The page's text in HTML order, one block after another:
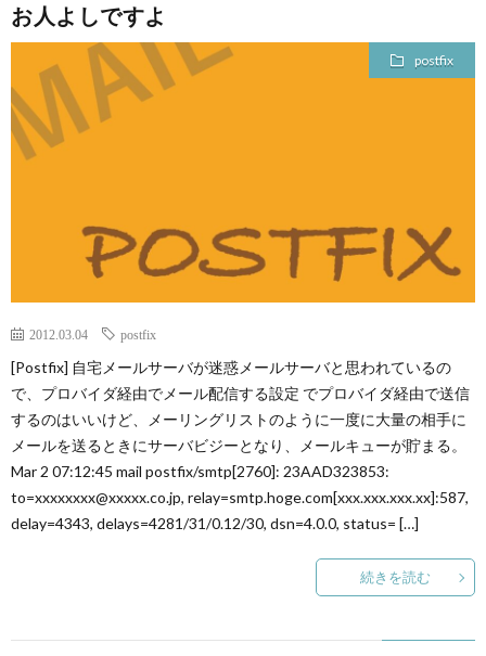
お人よしですよ
postfix
2012.03.04 postfix
[Postfix] 自宅メールサーバが迷惑メールサーバと思われているの
で、プロバイダ経由でメール配信する設定 でプロバイダ経由で送信
するのはいいけど、メーリングリストのように一度に大量の相手に
メールを送るときにサーバビジーとなり、メールキューが貯まる。
Mar 2 07:12:45 mail postfix/smtp[2760]: 23AAD323853:
to=xxxxxxxx@xxxxx.co.jp, relay=smtp.hoge.com[xxx.xxx.xxx.xx]:587,
delay=4343, delays=4281/31/0.12/30, dsn=4.0.0, status= […]
続きを読む